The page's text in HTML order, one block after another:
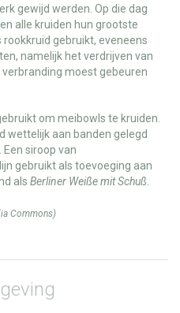
gewijd werden. Op die dag
alle kruiden hun grootste
gebruikt, eveneens
namelijk het verdrijven van
verbranding moest gebeuren
om meibowls te kruiden.
wettelijk aan banden gelegd
siroop van
gebruikt als toevoeging aan
als Berliner Weiße mit Schuß
Commons)